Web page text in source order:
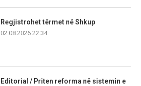
Regjistrohet tërmet në Shkup
02.08.2026 22:34
Editorial / Priten reforma në sistemin e